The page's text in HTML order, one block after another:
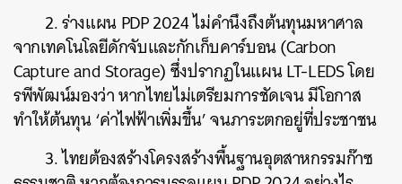
2. ร่างแผน PDP 2024 ไม่คำนึงถึงต้นทุนมหาศาล
จากเทคโนโลยีดักจับและกักเก็บคาร์บอน (Carbon
Capture and Storage) ซึ่งปรากฏในแผน LT-LEDS โดย
รพีพัฒน์มองว่า หากไทยไม่เตรียมการชัดเจน มีโอกาส
ทำให้ต้นทุน ‘ค่าไฟฟ้าเพิ่มขึ้น’ จนภาระตกอยู่ที่ประชาชน
3. ไทยต้องสร้างโครงสร้างพื้นฐานอุตสาหกรรมก๊าซ